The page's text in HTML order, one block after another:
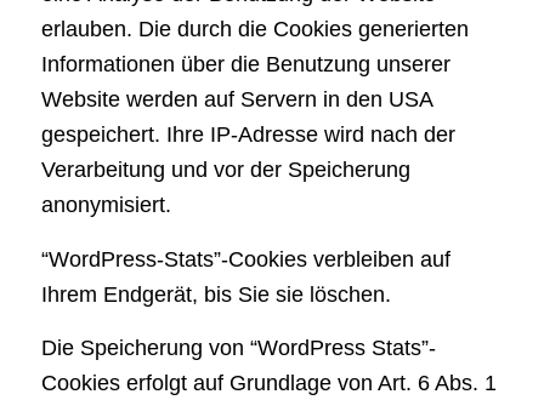
erlauben. Die durch die Cookies generierten
Informationen über die Benutzung unserer
Website werden auf Servern in den USA
gespeichert. Ihre IP-Adresse wird nach der
Verarbeitung und vor der Speicherung
anonymisiert.
“WordPress-Stats”-Cookies verbleiben auf
Ihrem Endgerät, bis Sie sie löschen.
Die Speicherung von “WordPress Stats”-
Cookies erfolgt auf Grundlage von Art. 6 Abs. 1